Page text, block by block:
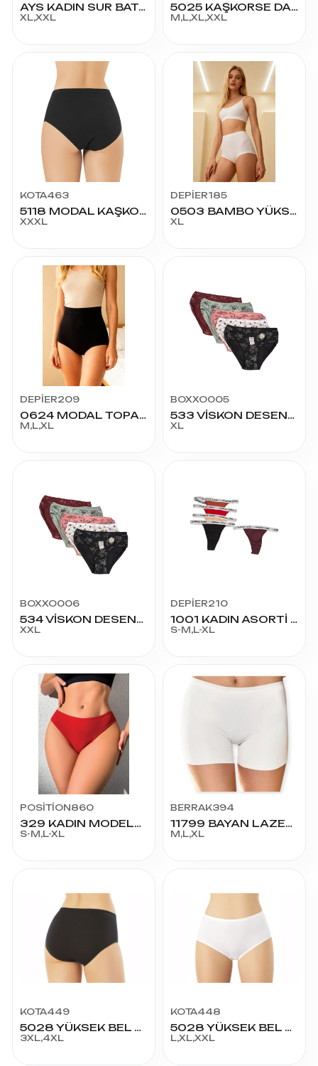
AYS KADIN SUR BATO
XL,XXL
5025 KAŞKORSE DANTELLİ BİKİNİ
M,L,XL,XXL
KOTA463
5118 MODAL KAŞKORSE YÜKSEL BEL BATO 3XL
XXXL
DEPİER185
0503 BAMBO YÜKSEK BEL XL
XL
DEPİER209
0624 MODAL TOPARLAYICI KÜLOT
M,L,XL
BOXXO005
533 VİSKON DESENLİ KADIN KÜLOT XL
XL
BOXXO006
534 VİSKON DESENLİ KADIN KÜLOT XXL
XXL
DEPİER210
1001 KADIN ASORTİ PAMUK TANGA
S-M,L-XL
POSİTİON860
329 KADIN MODELLİ KÜLOT
S-M,L-XL
BERRAK394
11799 BAYAN LAZER KESİM BOXER SHORT
M,L,XL
KOTA449
5028 YÜKSEK BEL PENYE BATO 3XL - 4XL
3XL,4XL
KOTA448
5028 YÜKSEK BEL PENYE BATO
L,XL,XXL